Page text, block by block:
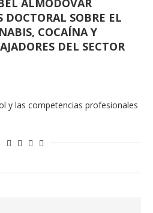
ALMODÓVAR
DOCTORAL SOBRE EL
COCAÍNA Y
DEL SECTOR
y las competencias profesionales